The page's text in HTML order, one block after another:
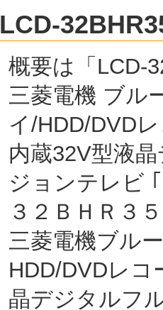
LCD-
概要は「LCD-
三菱電機 ブル
イ/HDD/DVD
内蔵32V型液
ジョンテレビ
３２ＢＨＲ３
三菱電機ブル
HDD/DVDレコ
晶デジタルフ